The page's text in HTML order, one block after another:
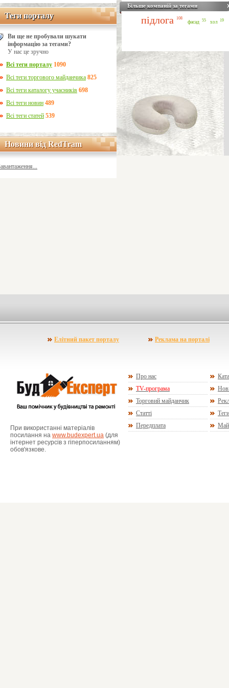
Теги порталу
Теги порталу
Ви ще не пробували шукати
інформацію за тегами?
У нас це зручно
Всі теги порталу 1090
Всі теги торгового майданчика 825
Всі теги каталогу учасників 698
Всі теги новин 489
Всі теги статей 539
Новини від RedTram
Новини від RedTram
Більше компаній за тегами
підлога 108
фасад 55 хол 19
Елітний пакет порталу Реклама на порталі
При використанні матеріалів
посилання на www.budexpert.ua (для
інтернет ресурсів з гіперпосиланням)
обов'язкове.
Про нас
TV-програма
Торговий майданчик
Статті
Теги
Передплата